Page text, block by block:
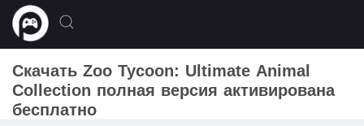
Скачать Zoo Tycoon: Ultimate Animal
Collection полная версия активирована
бесплатно